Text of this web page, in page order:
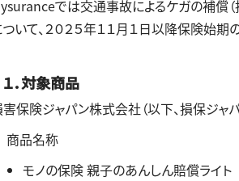
では交通事故によるケガの補償
ついて、２０２５年１１月１日以降保険始
１．対象商品
保険ジャパン株式会社（以下、損保ジャ
商品名称
モノの保険 親子のあんしん賠償ライト